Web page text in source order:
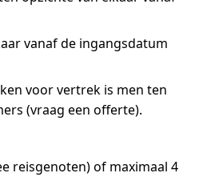
vanaf de ingangsdatum
voor vertrek is men ten
(vraag een offerte).
reisgenoten) of maximaal 4